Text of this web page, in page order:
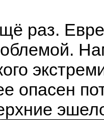
раз.
опасен